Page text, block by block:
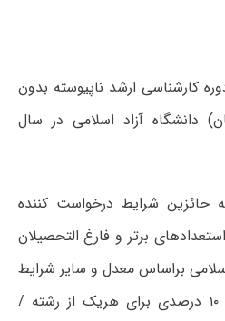
کارشناسی ارشد ناپیوسته بدون
دانشگاه آزاد اسلامی در سال
حائزین شرایط درخواست کننده
برتر و فارغ التحصیلان
آزاد اسلامی براساس معدل و سایر شرایط
ذکر شده بر اساس ظرفیت ۱۰ درصدی برای هریک از رشته /